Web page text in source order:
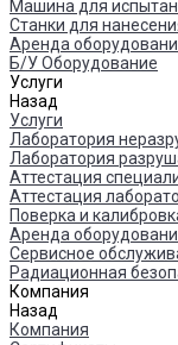
Машина для
Cтанки для
Аренда
Б/У Оборудование
Услуги
Назад
Услуги
Лаборатория
Лаборатория
Аттестация
Аттестация
Поверка и
Аренда
Сервисное
Радиационная
Компания
Назад
Компания